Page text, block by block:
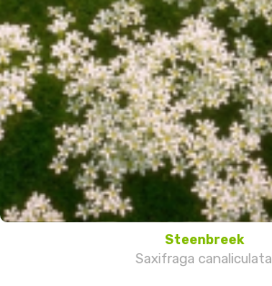
Steenbreek
Saxifraga canaliculata